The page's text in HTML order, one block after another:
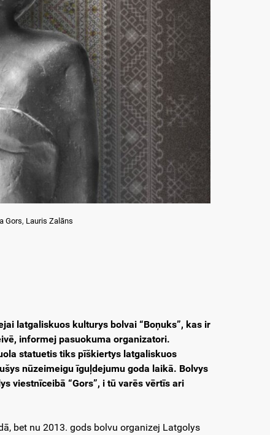
Gors, Lauris Zalāns
latgaliskuos kulturys bolvai “Boņuks”, kas ir
informej pasuokuma organizatori.
statuetis tiks pīškiertys latgaliskuos
nūzeimeigu īguļdejumu goda laikā. Bolvys
viestnīceibā “Gors”, i tū varēs vērtīs ari
bet nu 2013. gods bolvu organizej Latgolys